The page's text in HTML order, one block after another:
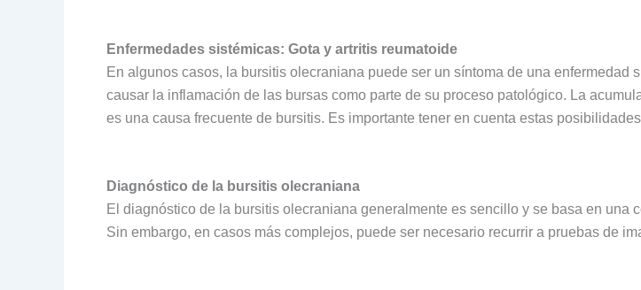
Enfermedades sistémicas: Gota y artritis reumatoide
En algunos casos, la bursitis olecraniana puede ser un síntoma de una enfermedad
causar la inflamación de las bursas como parte de su proceso patológico. La
es una causa frecuente de bursitis. Es importante tener en cuenta estas
Diagnóstico de la bursitis olecraniana
El diagnóstico de la bursitis olecraniana generalmente es sencillo y se basa en
Sin embargo, en casos más complejos, puede ser necesario recurrir a pruebas de